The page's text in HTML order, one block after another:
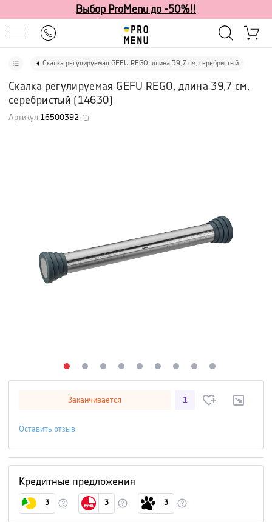
Выбор ProMenu до -50%!!
Скалка регулируемая GEFU REGO, длина 39,7 см, серебристый
Скалка регулируемая GEFU REGO, длина 39,7 см,
серебристый (14630)
Артикул:16500392
Заканчивается 1
Оставить отзыв
Кредитные предложения
3 3 3